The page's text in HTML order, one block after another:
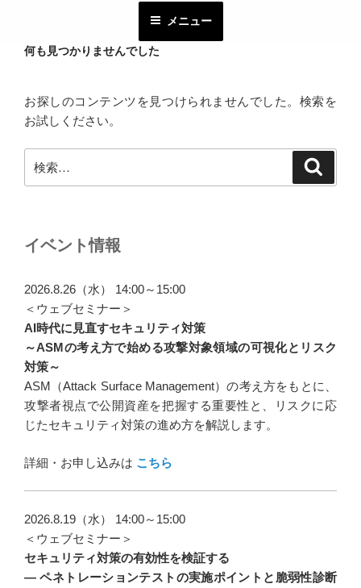
メニュー
何も見つかりませんでした
お探しのコンテンツを見つけられませんでした。検索を
お試しください。
索:
イベント情報
2026.8.26（水） 14:00～15:00
＜ウェブセミナー＞
AI時代に見直すセキュリティ対策
～ASMの考え方で始める攻撃対象領域の可視化とリスク
対策～
ASM（Attack Surface Management）の考え方をもとに、
攻撃者視点で公開資産を把握する重要性と、リスクに応
じたセキュリティ対策の進め方を解説します。
詳細・お申し込みは こちら
2026.8.19（水） 14:00～15:00
＜ウェブセミナー＞
セキュリティ対策の有効性を検証する
― ペネトレーションテストの実施ポイントと脆弱性診断